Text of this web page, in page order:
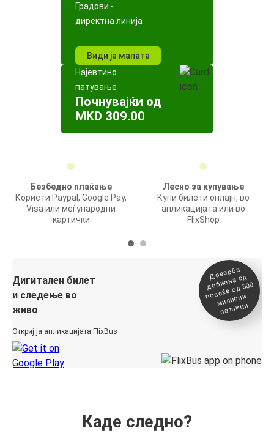
Градови -
директна линија
Види ја мапата
Најевтино
патување
Почнувајќи од
MKD 309.00
Безбедно плаќање
Користи Paypal, Google Pay,
Visa или меѓународни
картички
Лесно за купување
Купи билети онлајн, во
апликацијата или во
FlixShop
Дигитален билет
и следење во
живо
Откриј ја апликацијата FlixBus
Доверба
добиена о
д
повеќе о
д 500
милиони
патници
Каде следно?